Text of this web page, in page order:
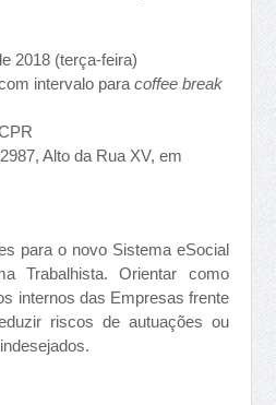
2018 (terça-feira)
intervalo paracoffee break
Alto da Rua XV, em
para o novo Sistema eSocial
Trabalhista. Orientar como
internos das Empresas frente
riscos de autuações ou